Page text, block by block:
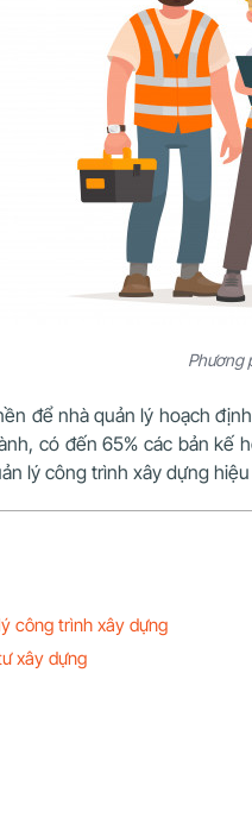
Phương
để nhà quản lý hoạch
có đến 65% các bản
lý công trình xây dựng
công trình xây dựng
xây dựng